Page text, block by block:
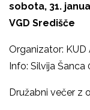
sobota, 31.
VGD Središče
Organizator: KUD
Info: Silvija Šanca
Družabni večer z